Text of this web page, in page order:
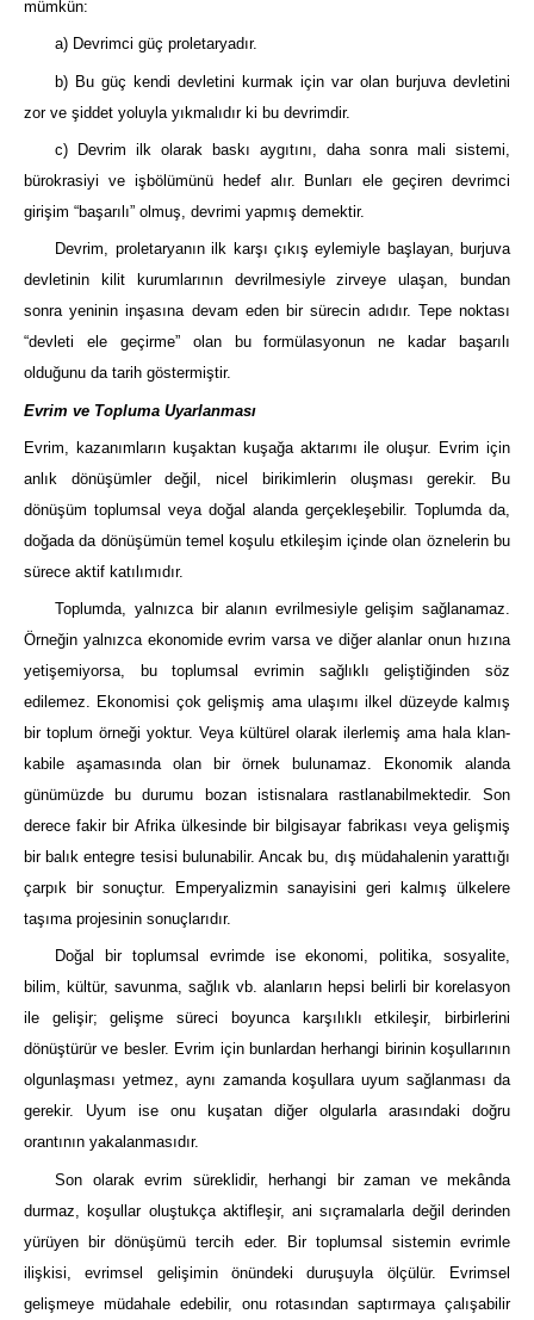
mümkün:
a) Devrimci güç proletaryadır.
b) Bu güç kendi devletini kurmak için var olan burjuva devletini
zor ve şiddet yoluyla yıkmalıdır ki bu devrimdir.
c) Devrim ilk olarak baskı aygıtını, daha sonra mali sistemi,
bürokrasiyi ve işbölümünü hedef alır. Bunları ele geçiren devrimci
girişim “başarılı” olmuş, devrimi yapmış demektir.
Devrim, proletaryanın ilk karşı çıkış eylemiyle başlayan, burjuva
devletinin kilit kurumlarının devrilmesiyle zirveye ulaşan, bundan
sonra yeninin inşasına devam eden bir sürecin adıdır. Tepe noktası
“devleti ele geçirme” olan bu formülasyonun ne kadar başarılı
olduğunu da tarih göstermiştir.
Evrim ve Topluma Uyarlanması
Evrim, kazanımların kuşaktan kuşağa aktarımı ile oluşur. Evrim için
anlık dönüşümler değil, nicel birikimlerin oluşması gerekir. Bu
dönüşüm toplumsal veya doğal alanda gerçekleşebilir. Toplumda da,
doğada da dönüşümün temel koşulu etkileşim içinde olan öznelerin bu
sürece aktif katılımıdır.
Toplumda, yalnızca bir alanın evrilmesiyle gelişim sağlanamaz.
Örneğin yalnızca ekonomide evrim varsa ve diğer alanlar onun hızına
yetişemiyorsa, bu toplumsal evrimin sağlıklı geliştiğinden söz
edilemez. Ekonomisi çok gelişmiş ama ulaşımı ilkel düzeyde kalmış
bir toplum örneği yoktur. Veya kültürel olarak ilerlemiş ama hala klan-
kabile aşamasında olan bir örnek bulunamaz. Ekonomik alanda
günümüzde bu durumu bozan istisnalara rastlanabilmektedir. Son
derece fakir bir Afrika ülkesinde bir bilgisayar fabrikası veya gelişmiş
bir balık entegre tesisi bulunabilir. Ancak bu, dış müdahalenin yarattığı
çarpık bir sonuçtur. Emperyalizmin sanayisini geri kalmış ülkelere
taşıma projesinin sonuçlarıdır.
Doğal bir toplumsal evrimde ise ekonomi, politika, sosyalite,
bilim, kültür, savunma, sağlık vb. alanların hepsi belirli bir korelasyon
ile gelişir; gelişme süreci boyunca karşılıklı etkileşir, birbirlerini
dönüştürür ve besler. Evrim için bunlardan herhangi birinin koşullarının
olgunlaşması yetmez, aynı zamanda koşullara uyum sağlanması da
gerekir. Uyum ise onu kuşatan diğer olgularla arasındaki doğru
orantının yakalanmasıdır.
Son olarak evrim süreklidir, herhangi bir zaman ve mekânda
durmaz, koşullar oluştukça aktifleşir, ani sıçramalarla değil derinden
yürüyen bir dönüşümü tercih eder. Bir toplumsal sistemin evrimle
ilişkisi, evrimsel gelişimin önündeki duruşuyla ölçülür. Evrimsel
gelişmeye müdahale edebilir, onu rotasından saptırmaya çalışabilir